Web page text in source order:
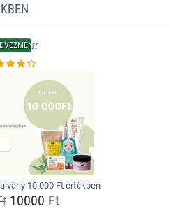
10 000 Ft értékben
10000 Ft